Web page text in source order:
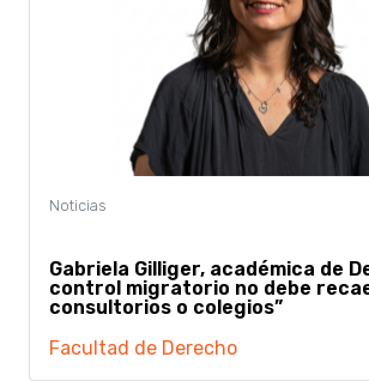
Gabriela Gilliger, académica de
control migratorio no debe
consultorios o colegios”
Facultad de Derecho